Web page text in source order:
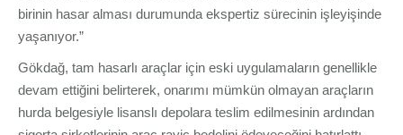
birinin hasar alması durumunda ekspertiz sürecinin işleyişinde
yaşanıyor.”
Gökdağ, tam hasarlı araçlar için eski uygulamaların genellikle
devam ettiğini belirterek, onarımı mümkün olmayan araçların
hurda belgesiyle lisanslı depolara teslim edilmesinin ardından